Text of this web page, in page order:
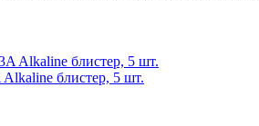
блистер, 5 шт.